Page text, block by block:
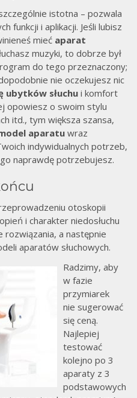
istotna – pozwala
funkcji i aplikacji. Jeśli lubisz
mieć aparat
muzyki, to dobrze był
do tego przeznaczony;
nie oczekujesz nic
ubytków słuchu i komfort
opowiesz o swoim stylu
itd., tym większa szansa,
aparatu wraz
indywidualnych potrzeb,
naprawdę potrzebujesz.
otoskopii
i charakter niedosłuchu
a następnie
aparatów słuchowych.
Radzimy, aby
w fazie
przymiarek
nie sugerować
się ceną.
Najlepiej
testować
kolejno po 3
aparaty z 3
podstawowych